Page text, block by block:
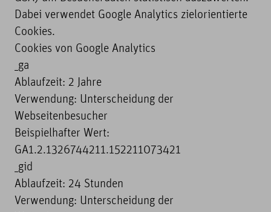
Dabei verwendet Google Analytics zielorientierte
Cookies.
Cookies von Google Analytics
_ga
Ablaufzeit: 2 Jahre
Verwendung: Unterscheidung der
Webseitenbesucher
Beispielhafter Wert:
GA1.2.1326744211.152211073421
_gid
Ablaufzeit: 24 Stunden
Verwendung: Unterscheidung der